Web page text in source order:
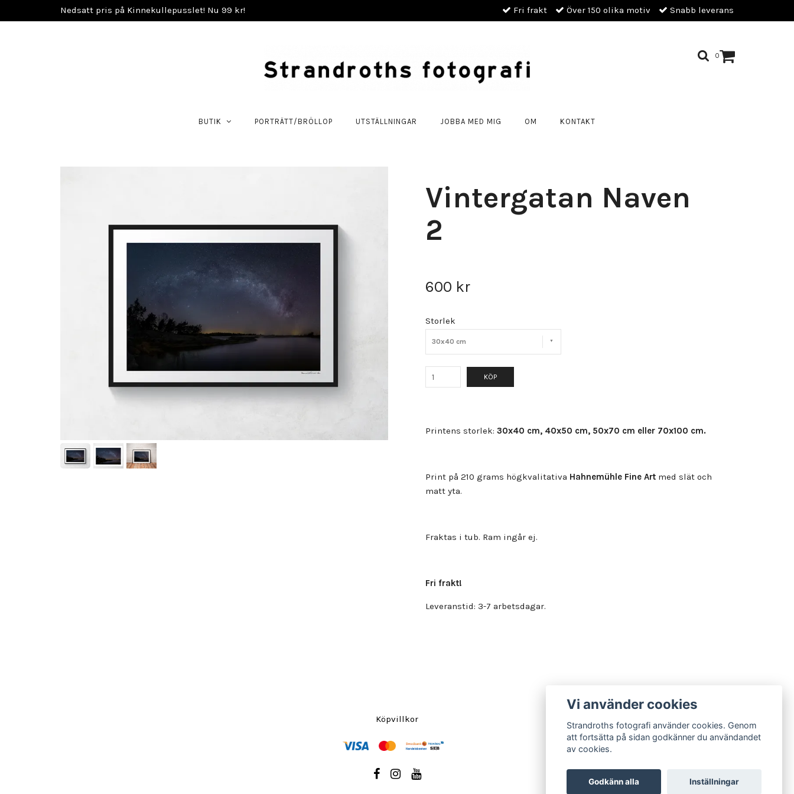
Nedsatt pris på Kinnekullepusslet! Nu 99 kr! Fri frakt Över 150 olika motiv Snabb leverans
0
BUTIK PORTRÄTT/BRÖLLOP UTSTÄLLNINGAR JOBBA MED MIG OM KONTAKT
Vintergatan Naven
2
600 kr
Storlek
30x40 cm
KÖP
Printens storlek: 30x40 cm, 40x50 cm, 50x70 cm eller 70x100 cm.
Print på 210 grams högkvalitativa Hahnemühle Fine Art med slät och
matt yta.
Fraktas i tub. Ram ingår ej.
Fri frakt!
Leveranstid: 3-7 arbetsdagar.
Köpvillkor
Vi använder cookies
Strandroths fotografi använder cookies. Genom
att fortsätta på sidan godkänner du användandet
av cookies.
Godkänn alla Inställningar